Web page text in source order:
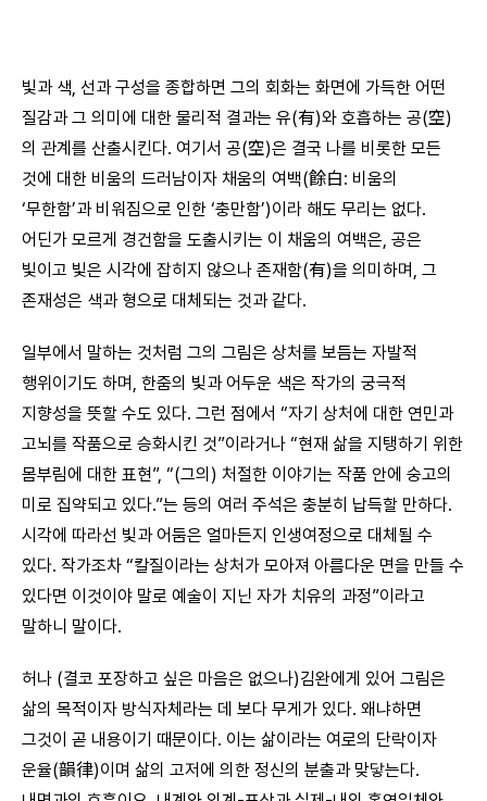
빛과 색, 선과 구성을 종합하면 그의 회화는 화면에 가득한 어떤
질감과 그 의미에 대한 물리적 결과는 유(有)와 호흡하는 공(空)
의 관계를 산출시킨다. 여기서 공(空)은 결국 나를 비롯한 모든
것에 대한 비움의 드러남이자 채움의 여백(餘白: 비움의
‘무한함’과 비워짐으로 인한 ‘충만함’)이라 해도 무리는 없다.
어딘가 모르게 경건함을 도출시키는 이 채움의 여백은, 공은
빛이고 빛은 시각에 잡히지 않으나 존재함(有)을 의미하며, 그
존재성은 색과 형으로 대체되는 것과 같다.
일부에서 말하는 것처럼 그의 그림은 상처를 보듬는 자발적
행위이기도 하며, 한줌의 빛과 어두운 색은 작가의 궁극적
지향성을 뜻할 수도 있다. 그런 점에서 “자기 상처에 대한 연민과
고뇌를 작품으로 승화시킨 것”이라거나 “현재 삶을 지탱하기 위한
몸부림에 대한 표현”, “(그의) 처절한 이야기는 작품 안에 숭고의
미로 집약되고 있다.”는 등의 여러 주석은 충분히 납득할 만하다.
시각에 따라선 빛과 어둠은 얼마든지 인생여정으로 대체될 수
있다. 작가조차 “칼질이라는 상처가 모아져 아름다운 면을 만들 수
있다면 이것이야 말로 예술이 지닌 자가 치유의 과정”이라고
말하니 말이다.
허나 (결코 포장하고 싶은 마음은 없으나)김완에게 있어 그림은
삶의 목적이자 방식자체라는 데 보다 무게가 있다. 왜냐하면
그것이 곧 내용이기 때문이다. 이는 삶이라는 여로의 단락이자
운율(韻律)이며 삶의 고저에 의한 정신의 분출과 맞닿는다.